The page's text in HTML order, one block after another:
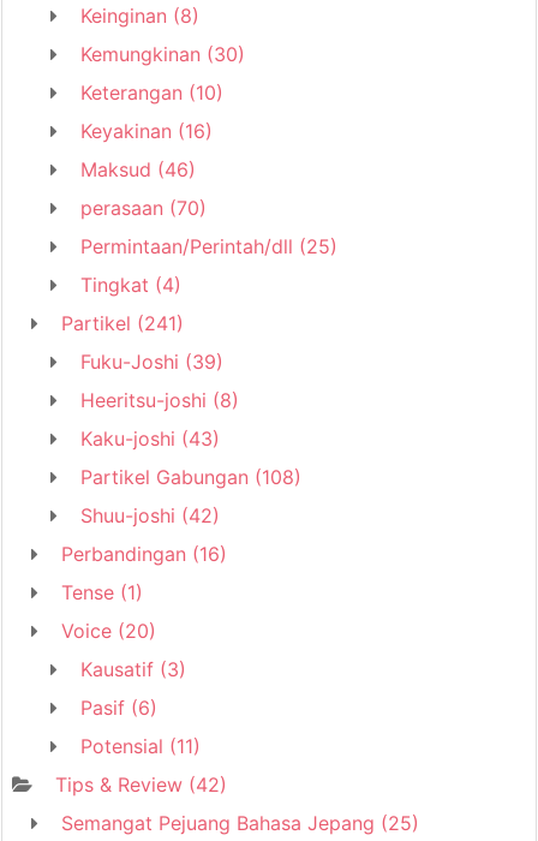
Keinginan (8)
Kemungkinan (30)
Keterangan (10)
Keyakinan (16)
Maksud (46)
perasaan (70)
Permintaan/Perintah/dll (25)
Tingkat (4)
Partikel (241)
Fuku-Joshi (39)
Heeritsu-joshi (8)
Kaku-joshi (43)
Partikel Gabungan (108)
Shuu-joshi (42)
Perbandingan (16)
Tense (1)
Voice (20)
Kausatif (3)
Pasif (6)
Potensial (11)
Tips & Review (42)
Semangat Pejuang Bahasa Jepang (25)